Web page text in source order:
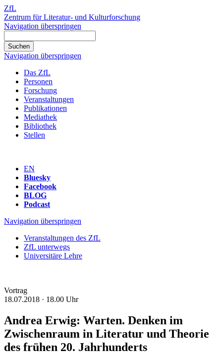
ZfL
Zentrum für Literatur- und Kulturforschung
Navigation überspringen
Navigation überspringen
Das ZfL
Personen
Forschung
Veranstaltungen
Publikationen
Mediathek
Bibliothek
Stellen
EN
Bluesky
Facebook
BLOG
Podcast
Navigation überspringen
Veranstaltungen des ZfL
ZfL unterwegs
Universitäre Lehre
Vortrag
18.07.2018 · 18.00 Uhr
Andrea Erwig: Warten. Denken im
Zwischenraum in Literatur und Theorie
des frühen 20. Jahrhunderts